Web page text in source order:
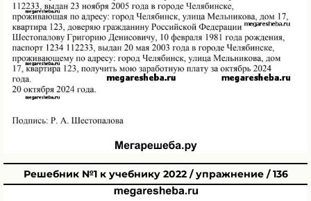
Решебник №1 к учебнику 2022 / упражнение / 136